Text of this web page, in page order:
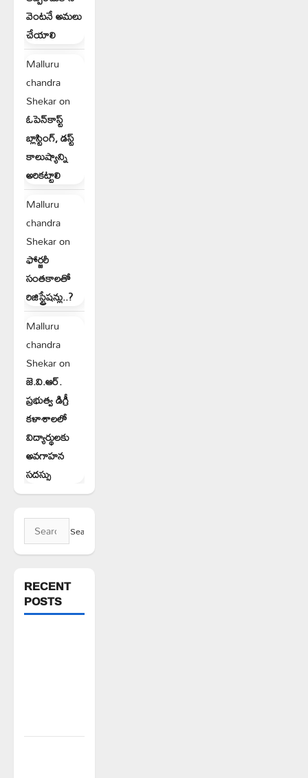
వెంటనే అమలు
చేయాలి
Malluru
chandra
Shekaron
ఓపెన్‌కాస్ట్
బ్లాస్టింగ్, డస్ట్
కాలుష్యాన్ని
అరికట్టాలి
Malluru
chandra
Shekaron
ఫోర్జరీ
సంతకాలతో
రిజిస్ట్రేషన్లు..?
Malluru
chandra
Shekaron
జె.వి.ఆర్.
ప్రభుత్వ డిగ్రీ
కళాశాలలో
విద్యార్థులకు
అవగాహన
సదస్సు
Search
for:
RECENT
POSTS